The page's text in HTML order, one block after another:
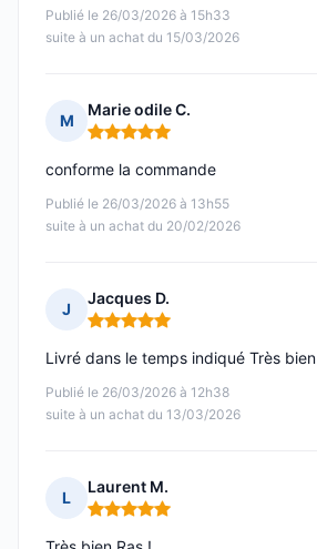
Publié le 26/03/2026 à 15h33
suite à un achat du 15/03/2026
M
Marie odile C.
Note : 5 sur 5
Publié le 26/03/2026 à 13h55
suite à un achat du 20/02/2026
conforme la commande
J
Jacques D.
Note : 5 sur 5
Publié le 26/03/2026 à 12h38
suite à un achat du 13/03/2026
Livré dans le temps indiqué Très bien
L
Laurent M.
Note : 5 sur 5